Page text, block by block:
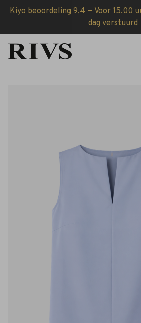
Kiyo beoordeling 9,4 — Voor 15.00
dag verstuurd